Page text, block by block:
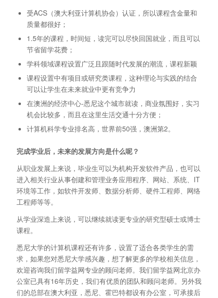
受ACS（澳大利亚计算机协会）认证，所以课程含金量和
质量都很好；
1.5年的课程，时间短，读完可以尽快回国就业，而且可以
节省留学花费；
学科领域课程设置广泛且跟随时代发展的潮流，课程新颖
课程设置中有项目或研究类课程，这种理论与实践的结合
可以让学生在未来就业中更有竞争力
在澳洲的经济中心-悉尼这个城市就读，商业氛围好，实习
机会比较多，而且在这里生活交通十分方便；
计算机科学专业排名高，世界前50强，澳洲第2。
完成学业后，未来的发展方向是什么呢？
从职业发展上来说，毕业生可以为机构开发软件产品，也可以
进入相关行业从事创建和管理业务应用程序、网站、系统、IT
环境等工作，如软件开发师、数据分析师、硬件工程师、网络
工程师等等。
从学业深造上来说，可以继续就读更专业的研究型硕士或博士
课程。
悉尼大学的计算机课程还有许多，设置了适合各类学生的需
求，如果您对悉尼大学感兴趣，想了解更多的学校相关信息，
欢迎咨询我们留学益网专业的顾问老师。我们留学益网北京办
公室已具有16年历史，我们有优质的团队和顾问老师。另外我
们的总部在澳大利亚，悉尼、霍巴特都设有办公室，可承接后